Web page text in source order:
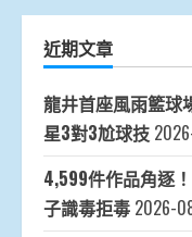
近期文章
龍井首座風雨籃球
星3對3尬球技
4,599件作品角逐
子識毒拒毒 2026-